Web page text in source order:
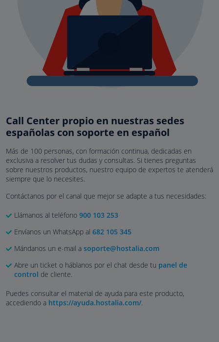
Call Center propio en nuestras sedes
españolas con soporte en español
Más de 100 personas, con formación continua, dedicadas en
exclusiva a resolver tus dudas y consultas. Si tienes preguntas
sobre nuestros productos, nuestro equipo de expertos te atenderá
siempre que lo necesites.
Contáctanos por el canal que mejor se adapte a tus necesidades:
Llámanos al teléfono 900 103 253
Envíanos un WhatsApp al 682 105 345
Mándanos un e-mail a soporte@hostalia.com
Abre un ticket o háblanos por el chat desde tu panel de
control de cliente.
Puedes consultar el material de ayuda para este producto,
accediendo a https://ayuda.hostalia.com/.